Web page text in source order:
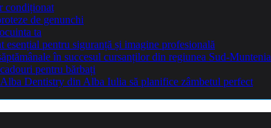
condiționat
de genunchi
ta
pentru siguranță și imagine profesională
în succesul cursanților din regiunea Sud-Muntenia
pentru bărbați
Dentistry din Alba Iulia să planifice zâmbetul perfect